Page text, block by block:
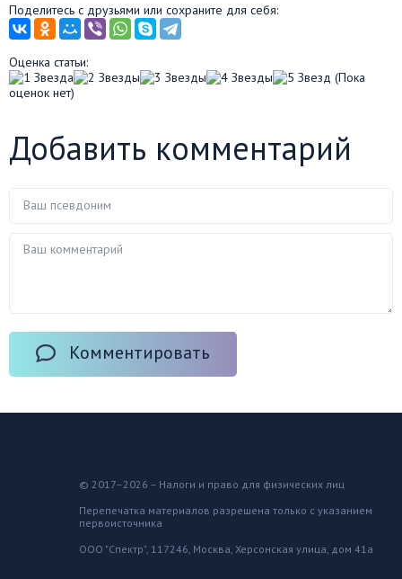
Поделитесь с друзьями или сохраните для себя:
Оценка статьи:
(Пока
оценок нет)
Добавить комментарий
Комментировать
© 2017–2026 – Налоги и право для физических лиц
Перепечатка материалов разрешена только с указанием
первоисточника
ООО "Спектр", 117246, Москва, Херсонская улица, дом 41а